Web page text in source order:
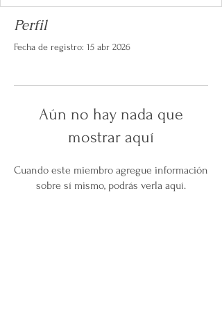
Perfil
Fecha de registro: 15 abr 2026
Aún no hay nada que
mostrar aquí
Cuando este miembro agregue información
sobre sí mismo, podrás verla aquí.